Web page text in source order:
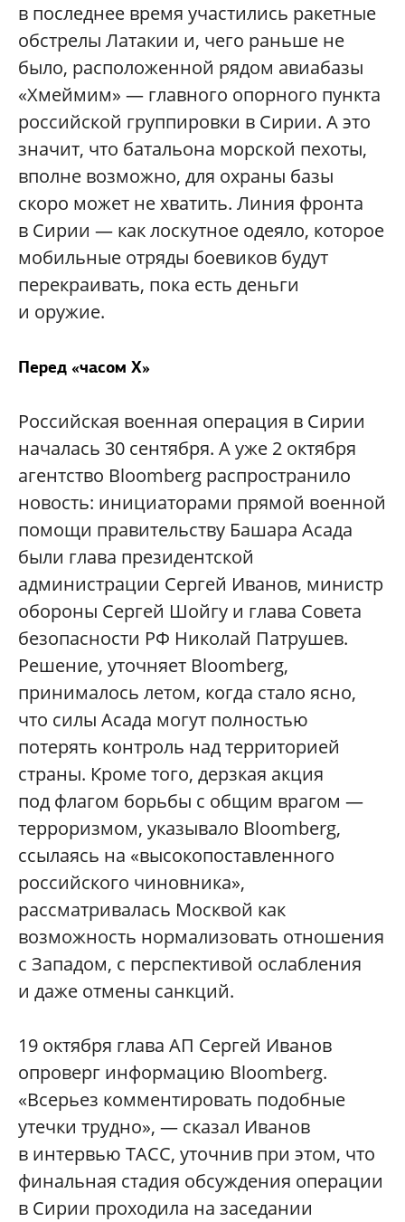
в последнее время участились ракетные
обстрелы Латакии и, чего раньше не
было, расположенной рядом авиабазы
«Хмеймим» — главного опорного пункта
российской группировки в Сирии. А это
значит, что батальона морской пехоты,
вполне возможно, для охраны базы
скоро может не хватить. Линия фронта
в Сирии — как лоскутное одеяло, которое
мобильные отряды боевиков будут
перекраивать, пока есть деньги
и оружие.
Перед «часом X»
Российская военная операция в Сирии
началась 30 сентября. А уже 2 октября
агентство Bloomberg распространило
новость: инициаторами прямой военной
помощи правительству Башара Асада
были глава президентской
администрации Сергей Иванов, министр
обороны Сергей Шойгу и глава Совета
безопасности РФ Николай Патрушев.
Решение, уточняет Bloomberg,
принималось летом, когда стало ясно,
что силы Асада могут полностью
потерять контроль над территорией
страны. Кроме того, дерзкая акция
под флагом борьбы с общим врагом —
терроризмом, указывало Bloomberg,
ссылаясь на «высокопоставленного
российского чиновника»,
рассматривалась Москвой как
возможность нормализовать отношения
с Западом, с перспективой ослабления
и даже отмены санкций.
19 октября глава АП Сергей Иванов
опроверг информацию Bloomberg.
«Всерьез комментировать подобные
утечки трудно», — сказал Иванов
в интервью ТАСС, уточнив при этом, что
финальная стадия обсуждения операции
в Сирии проходила на заседании